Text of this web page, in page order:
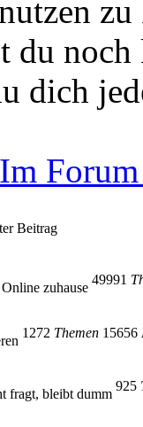
du
dich
Beitrag
zuhause
49991
1272 Themen 15656
fragt, bleibt dumm
925